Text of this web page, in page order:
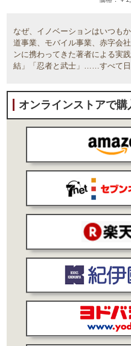
なぜ、イノベーションはいつも
道事業、モバイル事業、赤字会
ンに携わってきた著者による実
結」「忍者と武士」……すべて
オンラインストアで購